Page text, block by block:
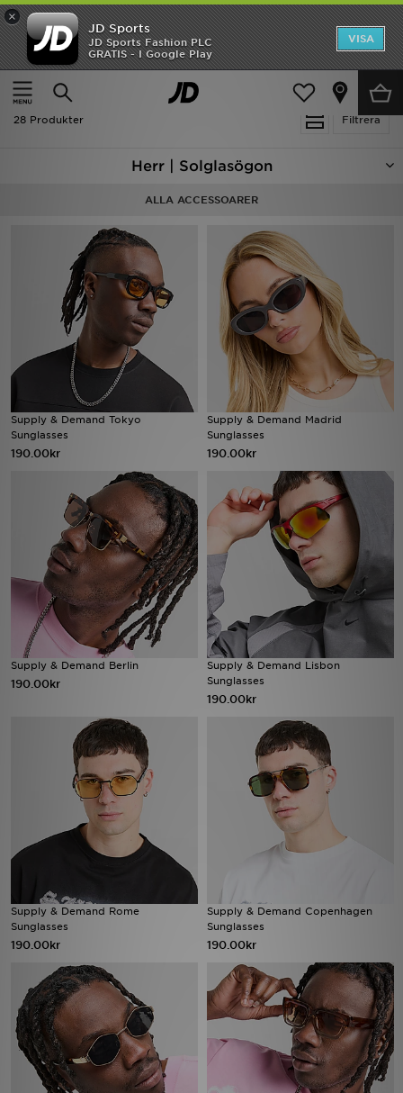
×
JD Sports
JD Sports Fashion PLC
GRATIS - I Google Play
VISA
Ny termin, ny stil Essentials för skolstarten
Hem
Herr Herraccessoarer Solglasögon
Filtrera
28 Produkter
Herr | Solglasögon
ALLA ACCESSOARER
Supply & Demand Tokyo
Sunglasses
190.00kr
Supply & Demand Madrid
Sunglasses
190.00kr
Supply & Demand Berlin
190.00kr
Supply & Demand Lisbon
Sunglasses
190.00kr
Supply & Demand Rome
Sunglasses
190.00kr
Supply & Demand Copenhagen
Sunglasses
190.00kr
Hem
Rea
Varumärken
Bästsäljare
Sport
Ladda ner appen
Mina meddelanden
Kundservice
JD Blogg